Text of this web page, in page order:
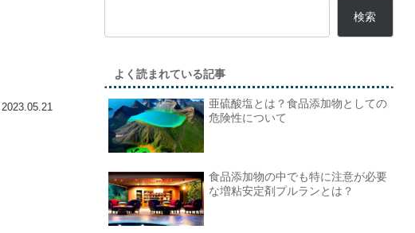
2023.05.21
検索
よく読まれている記事
亜硫酸塩とは？食品添加物としての
危険性について
食品添加物の中でも特に注意が必要
な増粘安定剤プルランとは？